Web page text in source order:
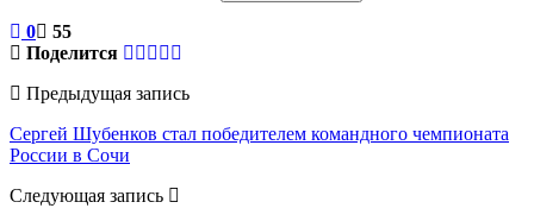
0
55
Поделится
Предыдущая запись
Сергей Шубенков стал победителем командного чемпионата
России в Сочи
Следующая запись